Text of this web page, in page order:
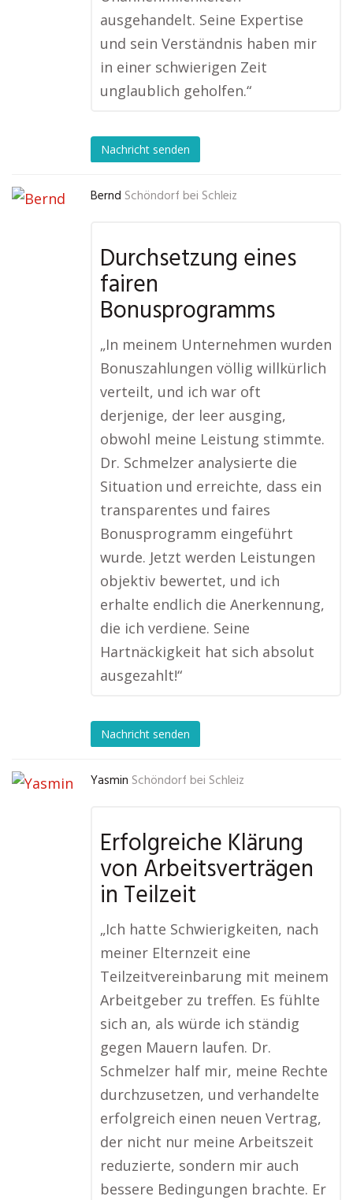
ausgehandelt. Seine Expertise
und sein Verständnis haben mir
in einer schwierigen Zeit
unglaublich geholfen.“
Nachricht senden
Bernd Schöndorf bei Schleiz
Durchsetzung eines
fairen
Bonusprogramms
„In meinem Unternehmen wurden
Bonuszahlungen völlig willkürlich
verteilt, und ich war oft
derjenige, der leer ausging,
obwohl meine Leistung stimmte.
Dr. Schmelzer analysierte die
Situation und erreichte, dass ein
transparentes und faires
Bonusprogramm eingeführt
wurde. Jetzt werden Leistungen
objektiv bewertet, und ich
erhalte endlich die Anerkennung,
die ich verdiene. Seine
Hartnäckigkeit hat sich absolut
ausgezahlt!“
Nachricht senden
Yasmin Schöndorf bei Schleiz
Erfolgreiche Klärung
von Arbeitsverträgen
in Teilzeit
„Ich hatte Schwierigkeiten, nach
meiner Elternzeit eine
Teilzeitvereinbarung mit meinem
Arbeitgeber zu treffen. Es fühlte
sich an, als würde ich ständig
gegen Mauern laufen. Dr.
Schmelzer half mir, meine Rechte
durchzusetzen, und verhandelte
erfolgreich einen neuen Vertrag,
der nicht nur meine Arbeitszeit
reduzierte, sondern mir auch
bessere Bedingungen brachte. Er